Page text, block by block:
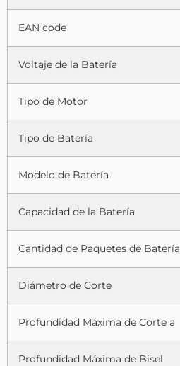
EAN code
Voltaje de la Batería
Tipo de Motor
Tipo de Batería
Modelo de Batería
Capacidad de la Batería
Cantidad de Paquetes de Batería
Diámetro de Corte
Profundidad Máxima de Corte a
Profundidad Máxima de Bisel